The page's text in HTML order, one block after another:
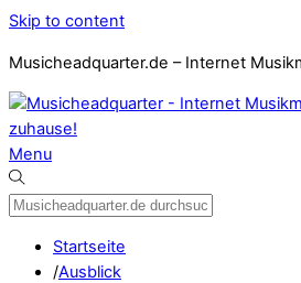
Skip to content
Musicheadquarter.de – Internet
Menu
Startseite
/Ausblick